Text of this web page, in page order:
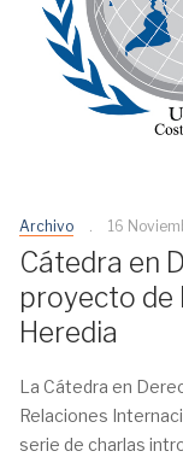
Archivo 16
Cátedra en
proyecto de
Heredia
La Cátedra en
Relaciones
serie de charlas